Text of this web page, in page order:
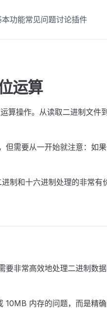
本功能常见问题讨论插件
运算
算操作。从读取二进制文件
但需要从一开始就注意：如
制和十六进制处理的非常有
要非常高效地处理二进制数
内存的问题，而是精